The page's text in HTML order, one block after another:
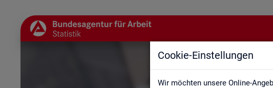
Cookie-Einstellungen
Wir möchten unsere Online-